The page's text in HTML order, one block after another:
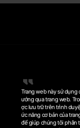
Trang web này sử dụng
ướng qua trang web.
ợc lưu trữ trên trình
ức năng cơ bản của
để giúp chúng tôi phân